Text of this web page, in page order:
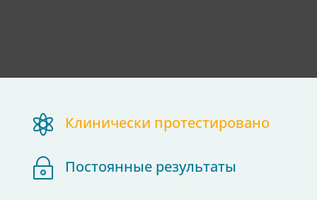
 Клинически протестировано
~ Постоянные результаты